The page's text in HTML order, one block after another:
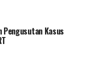
perkara yang
Alson Rusnadi Putra
disangka
Pengusutan Kasus